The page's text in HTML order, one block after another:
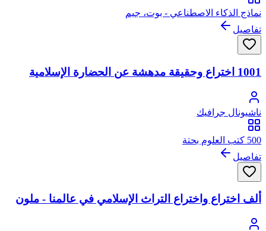
نماذج الذكاء الاصطناعي - بوت، جيم
تفاصيل
1001 اختراع وحقيقة مدهشة عن الحضارة الإسلامية
ناشيونال جرافيك
500 كتب العلوم بحتة
تفاصيل
ألف اختراع واختراع التراث الإسلامي في عالمنا - ملون